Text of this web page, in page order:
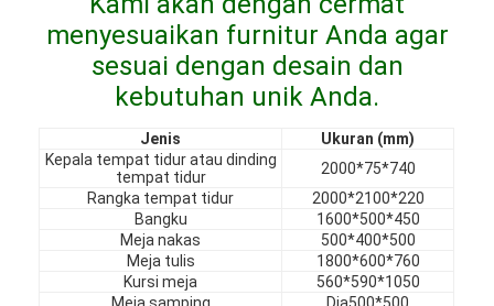
Hubungi Kami
Berita
Pertanyaan Umum
bicara sekarang
menyesuaikan furnitur Anda agar
sesuai dengan desain dan
kebutuhan unik Anda.
Jenis
Ukuran (mm)
Kepala tempat tidur atau dinding
tempat tidur
2000*75*740
Rangka tempat tidur
2000*2100*220
Bangku
1600*500*450
Meja nakas
500*400*500
Meja tulis
1800*600*760
Kursi meja
560*590*1050